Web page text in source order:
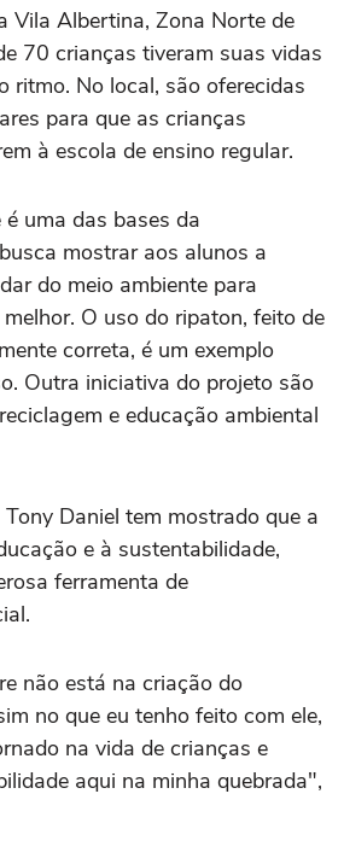
Vila Albertina, Zona Norte de
70 crianças tiveram suas vidas
ritmo. No local, são oferecidas
para que as crianças
à escola de ensino regular.
uma das bases da
mostrar aos alunos a
do meio ambiente para
O uso do ripaton, feito de
correta, é um exemplo
Outra iniciativa do projeto são
e educação ambiental
Daniel tem mostrado que a
e à sustentabilidade,
ferramenta de
não está na criação do
no que eu tenho feito com ele,
na vida de crianças e
aqui na minha quebrada",